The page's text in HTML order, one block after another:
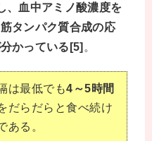
、血中アミノ酸濃度を
タンパク質合成の応
かっている[5] 。
は最低でも4～5時間
だらだらと食べ続け
ある。